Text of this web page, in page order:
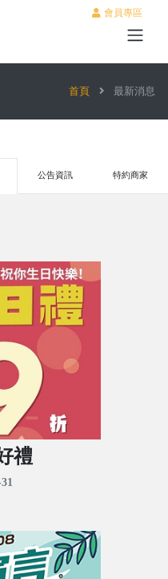
會員專區
首頁 最新消息
公告資訊 特約商家
禮